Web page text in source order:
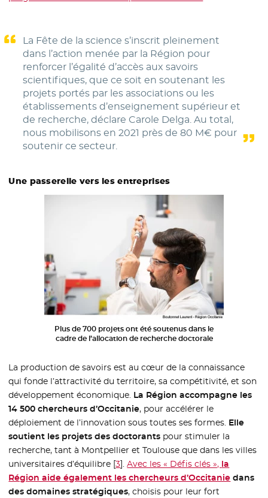
La Fête de la science s’inscrit pleinement
dans l’action menée par la Région pour
renforcer l’égalité d’accès aux savoirs
scientifiques, que ce soit en soutenant les
projets portés par les associations ou les
établissements d’enseignement supérieur et
de recherche, déclare Carole Delga. Au total,
nous mobilisons en 2021 près de 80 M€ pour
soutenir ce secteur.
Une passerelle vers les entreprises
Plus de 700 projets ont été soutenus dans le
cadre de l’allocation de recherche doctorale
La production de savoirs est au cœur de la connaissance
qui fonde l’attractivité du territoire, sa compétitivité, et son
développement économique. La Région accompagne les
14 500 chercheurs d’Occitanie, pour accélérer le
déploiement de l’innovation sous toutes ses formes. Elle
soutient les projets des doctorants pour stimuler la
recherche, tant à Montpellier et Toulouse que dans les villes
universitaires d’équilibre [3].Avec les « Défis clés », la
Région aide également les chercheurs d’Occitanie dans
des domaines stratégiques, choisis pour leur fort